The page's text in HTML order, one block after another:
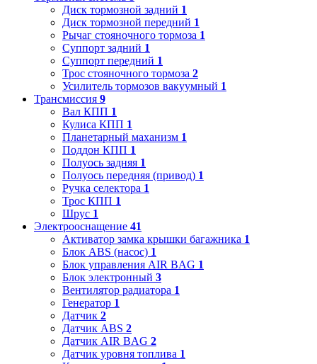
Диск тормозной задний 1
Диск тормозной передний 1
Рычаг стояночного тормоза 1
Суппорт задний 1
Суппорт передний 1
Трос стояночного тормоза 2
Усилитель тормозов вакуумный 1
Трансмиссия 9
Вал КПП 1
Кулиса КПП 1
Планетарный маханизм 1
Поддон КПП 1
Полуось задняя 1
Полуось передняя (привод) 1
Ручка селектора 1
Трос КПП 1
Шрус 1
Электрооснащение 41
Активатор замка крышки багажника 1
Блок ABS (насос) 1
Блок управления AIR BAG 1
Блок электронный 3
Вентилятор радиатора 1
Генератор 1
Датчик 2
Датчик ABS 2
Датчик AIR BAG 2
Датчик уровня топлива 1